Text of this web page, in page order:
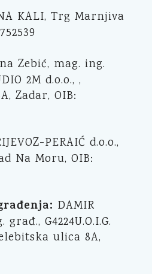
KALI, Trg Marnjiva
Zebić, mag. ing.
2M d.o.o., ,
Zadar, OIB:
PERAIĆ d.o.o.,
Na Moru, OIB:
DAMIR
G4224U.O.I.G.
ulica 8A,